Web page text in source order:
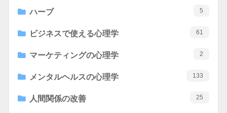
ハーブ 5
ビジネスで使える心理学 61
マーケティングの心理学 2
メンタルヘルスの心理学 133
人間関係の改善 25